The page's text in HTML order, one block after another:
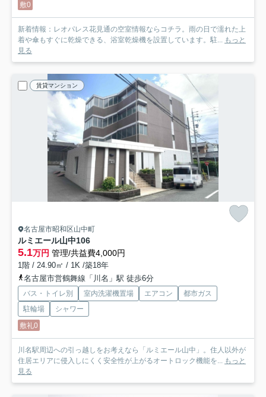
敷0
新着情報：レオパレス花見通の空室情報ならコチラ。雨の日で濡れた上
着や傘もすぐに乾燥できる、浴室乾燥機を設置しています。駐... もっと
見る
賃貸マンション
名古屋市昭和区山中町
ルミエール山中106
5.1万円 管理/共益費4,000円
1階 / 24.90㎡ / 1K /築18年
名古屋市営鶴舞線「川名」駅 徒歩6分
バス・トイレ別 室内洗濯機置場 エアコン
都市ガス
駐輪場
シャワー
敷礼0
川名駅周辺への引っ越しをお考えなら「ルミエール山中」。住人以外が
住居エリアに侵入しにくく安全性が上がるオートロック機能を... もっと
見る